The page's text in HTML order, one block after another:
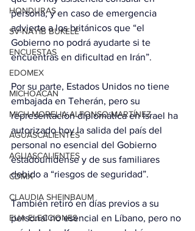
HONDURAS
SV-NAYIB BUKELE
ENCUESTAS
EDOMEX
MICHOACÁN
MICH-MORELIA-ALFONSO MARTÍNEZ
AGUASCALIENTES
AGUASCALIENTES
CDMX
CLAUDIA SHEINBAUM
EUA ELECCIONES
persona, y en caso de emergencia
advierte a los británicos que “el
Gobierno no podrá ayudarte si te
encuentras en dificultad en Irán”.
Por su parte, Estados Unidos no tiene
embajada en Teherán, pero su
representación diplomática en Israel ha
autorizado hoy la salida del país del
personal no esencial del Gobierno
estadounidense y de sus familiares
debido a “riesgos de seguridad”.
También retiró en días previos a su
personal no esencial en Líbano, pero no